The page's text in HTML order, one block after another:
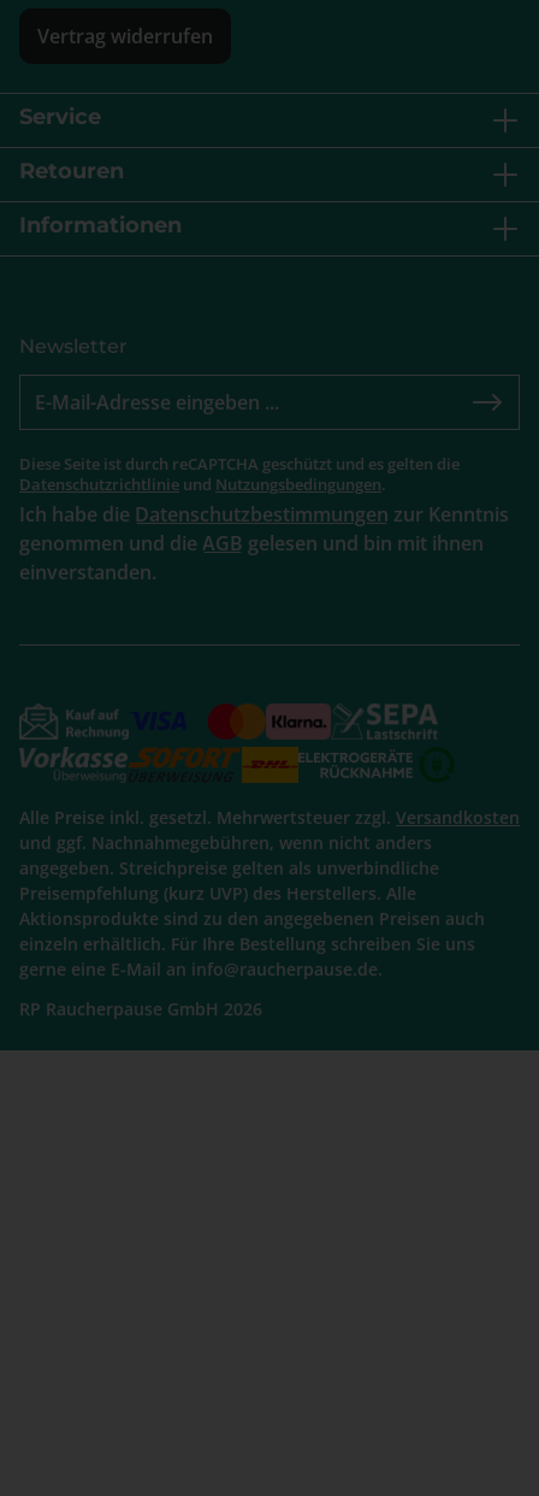
Vertrag widerrufen
Service
Retouren
Informationen
Newsletter
Diese Seite ist durch reCAPTCHA geschützt und es gelten die
Datenschutzrichtlinie und Nutzungsbedingungen.
Ich habe die Datenschutzbestimmungen zur Kenntnis
genommen und die AGB gelesen und bin mit ihnen
einverstanden.
Alle Preise inkl. gesetzl. Mehrwertsteuer zzgl. Versandkosten
und ggf. Nachnahmegebühren, wenn nicht anders
angegeben. Streichpreise gelten als unverbindliche
Preisempfehlung (kurz UVP) des Herstellers. Alle
Aktionsprodukte sind zu den angegebenen Preisen auch
einzeln erhältlich. Für Ihre Bestellung schreiben Sie uns
gerne eine E-Mail an info@raucherpause.de.
RP Raucherpause GmbH 2026